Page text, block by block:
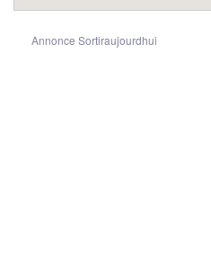
Annonce Sortiraujourdhui